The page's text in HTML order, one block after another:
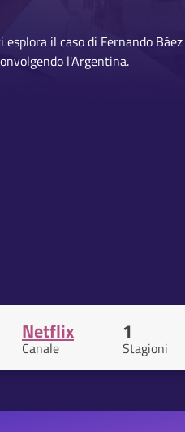
il caso di Fernando
l'Argentina.
Netflix
Canale
1
Stagioni